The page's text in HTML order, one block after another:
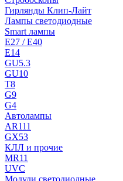
Гирлянды Клип-Лайт
Лампы светодиодные
Smart лампы
E27 / E40
E14
GU5.3
GU10
T8
G9
G4
Автолампы
AR111
GX53
КЛЛ и прочие
MR11
UVC
Модули светодиодные